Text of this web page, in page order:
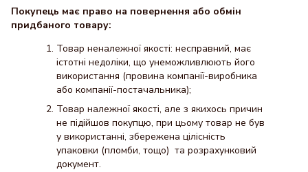
Покупець має право на повернення або обмін
придбаного товару:
Товар неналежної якості: несправний, має
істотні недоліки, що унеможливлюють його
використання (провина компанії-виробника
або компанії-постачальника);
Товар належної якості, але з якихось причин
не підійшов покупцю, при цьому товар не був
у використанні, збережена цілісність
упаковки (пломби, тощо) та розрахунковий
документ.